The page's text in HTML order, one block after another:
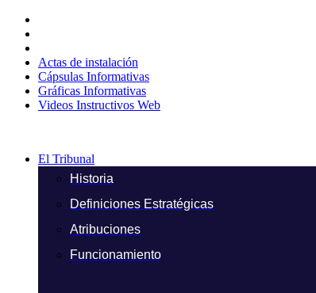
contenido
Actas de instalación
Cápsulas Informativas
Gráficas Informativas
Videos Instructivos Web
El Tribunal
Historia
Definiciones Estratégicas
Atribuciones
Funcionamiento